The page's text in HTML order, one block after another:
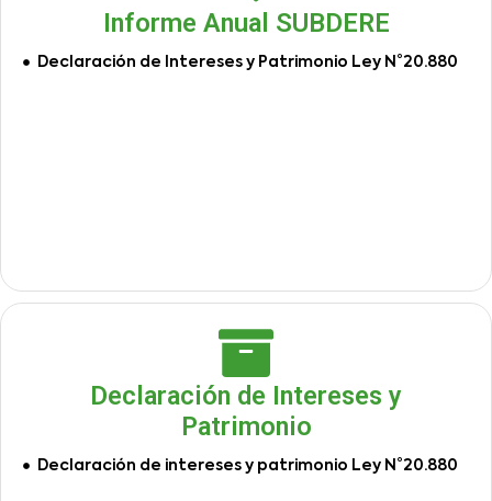
Informe Anual SUBDERE
Declaración de Intereses y Patrimonio Ley N°20.880
Declaración de Intereses y
Patrimonio
Declaración de intereses y patrimonio Ley N°20.880